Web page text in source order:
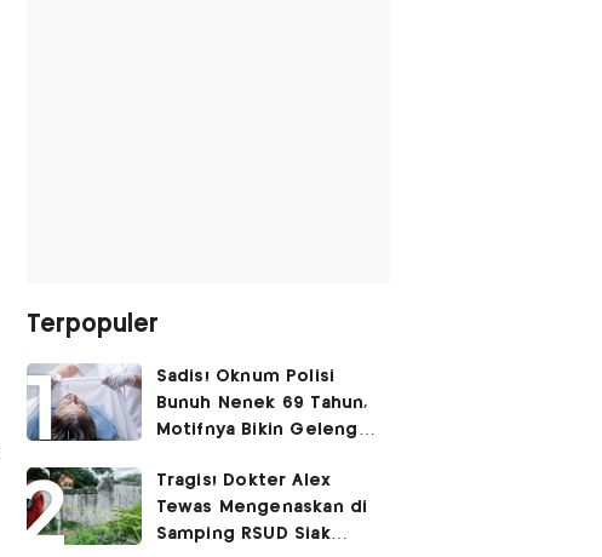
Terpopuler
Sadis! Oknum Polisi
Bunuh Nenek 69 Tahun,
Motifnya Bikin Geleng
Tragis! Dokter Alex
Tewas Mengenaskan di
Samping RSUD Siak